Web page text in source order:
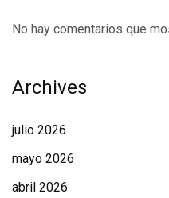
No hay comentarios que
Archives
julio 2026
mayo 2026
abril 2026